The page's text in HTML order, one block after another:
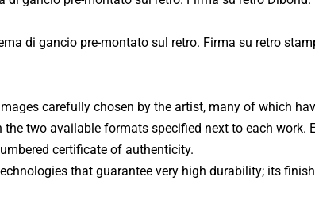
Maschere
Filicudi - Mostra Personale (2010)
- Mostra Itinere (2015)
Margutta - Galleria Vittoria (2014)
di gancio pre-montato sul retro. Firma su retro
carefully chosen by the artist, many of which
two available formats specified next to each work.
certificate of authenticity.
that guarantee very high durability; its